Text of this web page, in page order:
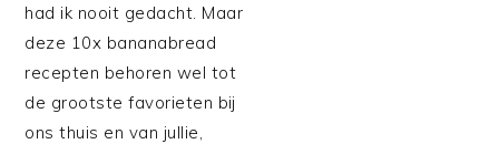
had ik nooit gedacht. Maar
deze 10x bananabread
recepten behoren wel tot
de grootste favorieten bij
ons thuis en van jullie,